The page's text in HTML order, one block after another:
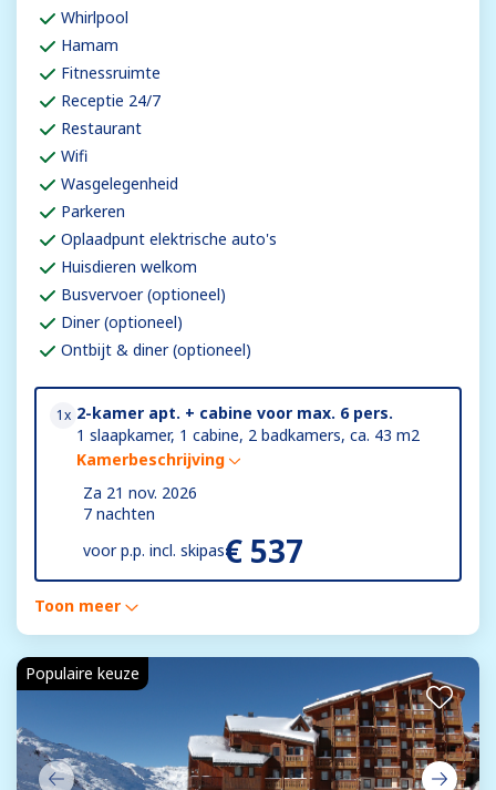
Whirlpool
Hamam
Fitnessruimte
Receptie 24/7
Restaurant
Wifi
Wasgelegenheid
Parkeren
Oplaadpunt elektrische auto's
Huisdieren welkom
Busvervoer (optioneel)
Diner (optioneel)
Ontbijt & diner (optioneel)
1x 2-kamer apt. + cabine voor max. 6 pers.
1 slaapkamer, 1 cabine, 2 badkamers, ca. 43 m2
Kamerbeschrijving
Za 21 nov. 2026
7 nachten
voorp.p. incl. skipas€ 537
Toon meer
Populaire keuze